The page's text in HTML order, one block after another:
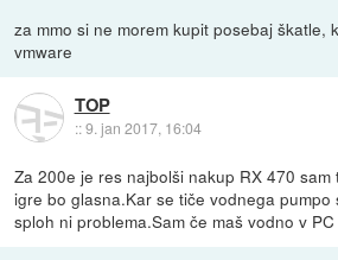
za mmo si ne morem kupit posebaj škatle,
vmware
TOP
::9. jan 2017, 16:04
Za 200e je res najbolši nakup RX 470
igre bo glasna.Kar se tiče vodnega pumpo
sploh ni problema.Sam če maš vodno v PC